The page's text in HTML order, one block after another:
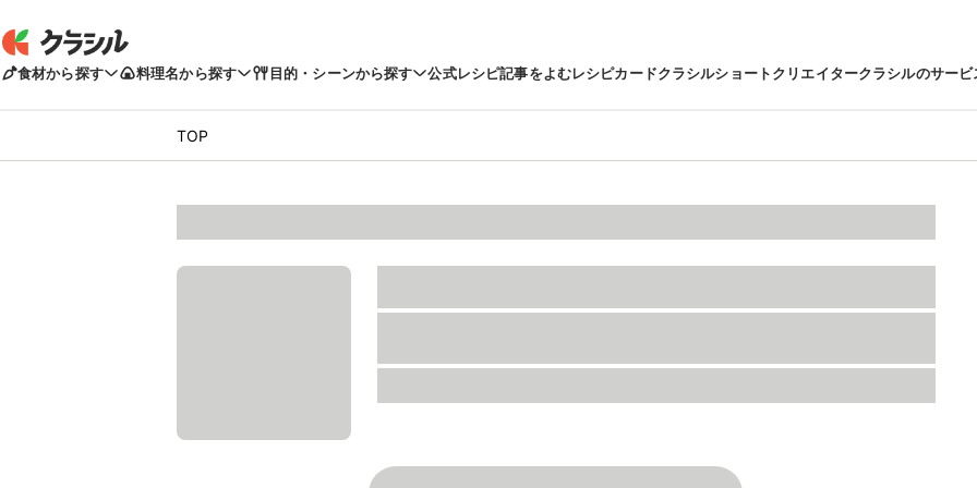
食材から探す 料理名から探す 目的・シーンから探す 公式レシピ記事をよむレシピカードクラシルショートクリエイタークラシルのサービ
TOP